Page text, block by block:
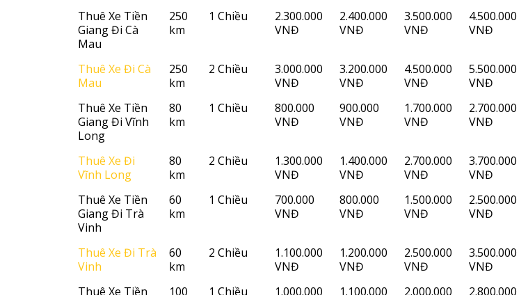
Thuê Xe Tiền
Giang Đi Cà
Mau
250
km
1 Chiều
2.300.000
VNĐ
2.400.000
VNĐ
3.500.000
VNĐ
4.500.000
VNĐ
Thuê Xe Đi Cà
Mau
250
km
2 Chiều
3.000.000
VNĐ
3.200.000
VNĐ
4.500.000
VNĐ
5.500.000
VNĐ
Thuê Xe Tiền
Giang Đi Vĩnh
Long
80
km
1 Chiều
800.000
VNĐ
900.000
VNĐ
1.700.000
VNĐ
2.700.000
VNĐ
Thuê Xe Đi
Vĩnh Long
80
km
2 Chiều
1.300.000
VNĐ
1.400.000
VNĐ
2.700.000
VNĐ
3.700.000
VNĐ
Thuê Xe Tiền
Giang Đi Trà
Vinh
60
km
1 Chiều
700.000
VNĐ
800.000
VNĐ
1.500.000
VNĐ
2.500.000
VNĐ
Thuê Xe Đi Trà
Vinh
60
km
2 Chiều
1.100.000
VNĐ
1.200.000
VNĐ
2.500.000
VNĐ
3.500.000
VNĐ
Thuê Xe Tiền
100 1 Chiều 1.000.000 1.100.000 2.000.000 2.800.000